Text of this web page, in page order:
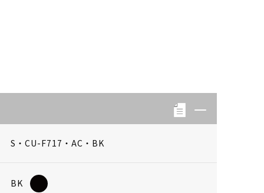
S・CU-F717・AC・BK
BK